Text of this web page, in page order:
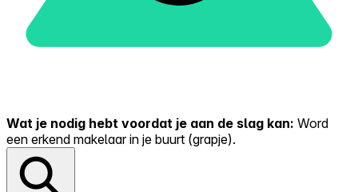
Wat je nodig hebt voordat je aan de slag kan: Word
een erkend makelaar in je buurt (grapje).